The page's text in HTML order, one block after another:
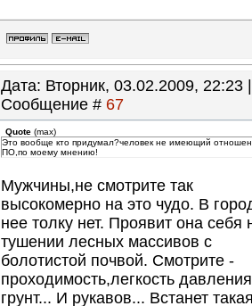
Дата: Вторник, 03.02.2009, 22:23 |
Сообщение # 67
Quote (max)
Это вообще кто придумал?человек не имеющий
ПО,по моему мнению!
Мужчины,не смотрите так
высокомерно на это чудо. В
нее толку нет. Проявит она себя
тушении лесных массивов с
болотистой почвой. Смотрите -
проходимость,легкость
грунт... И рукавов... Встанет